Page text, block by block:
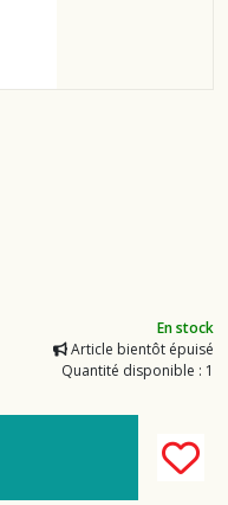
En stock
Article bientôt épuisé
Quantité disponible : 1